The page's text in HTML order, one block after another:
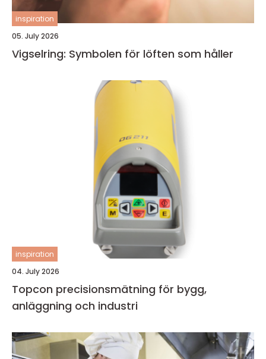
inspiration
05. July 2026
Vigselring: Symbolen för löften som håller
inspiration
04. July 2026
Topcon precisionsmätning för bygg,
anläggning och industri